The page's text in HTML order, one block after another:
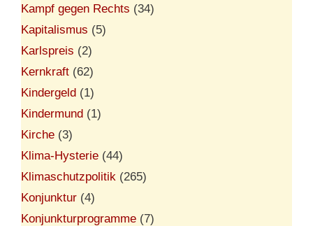
Kampf gegen Rechts (34)
Kapitalismus (5)
Karlspreis (2)
Kernkraft (62)
Kindergeld (1)
Kindermund (1)
Kirche (3)
Klima-Hysterie (44)
Klimaschutzpolitik (265)
Konjunktur (4)
Konjunkturprogramme (7)